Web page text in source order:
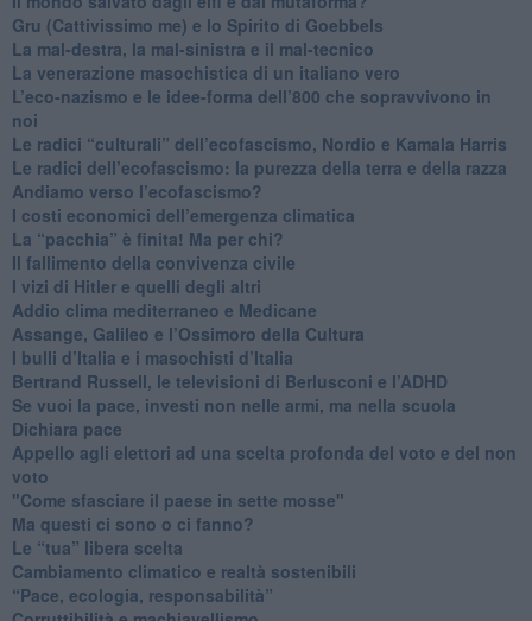
Gru (Cattivissimo me) e lo Spirito di Goebbels
​La mal-destra, la mal-sinistra e il mal-tecnico
​La venerazione masochistica di un italiano vero
​L’eco-nazismo e le idee-forma dell’800 che sopravvivono in
noi
​Le radici “culturali” dell’ecofascismo, Nordio e Kamala Harris
Le radici dell’ecofascismo: la purezza della terra e della razza
Andiamo verso l’ecofascismo?
I costi economici dell’emergenza climatica
​La “pacchia” è finita! Ma per chi?
​Il fallimento della convivenza civile
​I vizi di Hitler e quelli degli altri
Addio clima mediterraneo e Medicane
​Assange, Galileo e l’Ossimoro della Cultura
​I bulli d’Italia e i masochisti d’Italia
​Bertrand Russell, le televisioni di Berlusconi e l’ADHD
​Se vuoi la pace, investi non nelle armi, ma nella scuola
​Dichiara pace
​Appello agli elettori ad una scelta profonda del voto e del non
voto
"Come sfasciare il paese in sette mosse"
​Ma questi ci sono o ci fanno?
​Le “tua” libera scelta
Cambiamento climatico e realtà sostenibili
“Pace, ecologia, responsabilità”